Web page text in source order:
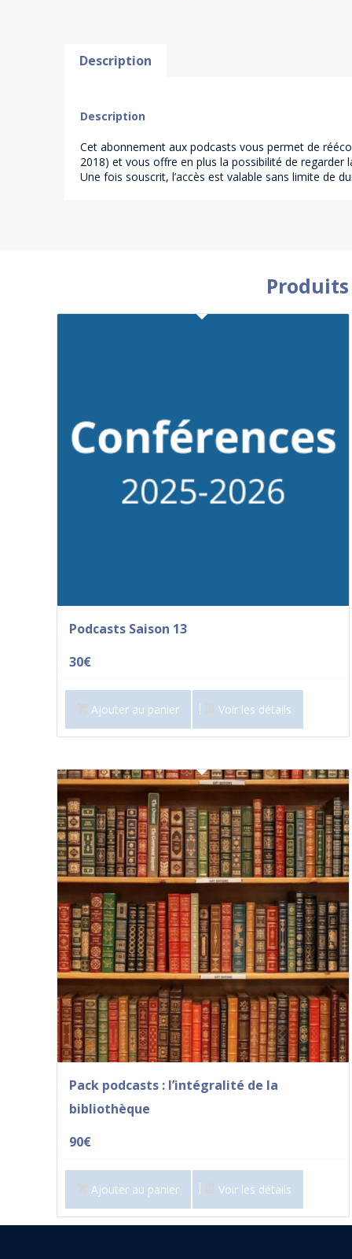
Description
Description
Cet abonnement aux podcasts vous permet de
2018) et vous offre en plus la possibilité de regarder
Une fois souscrit, l’accès est valable sans limite de
Podcasts Saison 13
30€
Ajouter au panier Voir les détails
Pack podcasts : l’intégralité de la
bibliothèque
90€
Ajouter au panier Voir les détails